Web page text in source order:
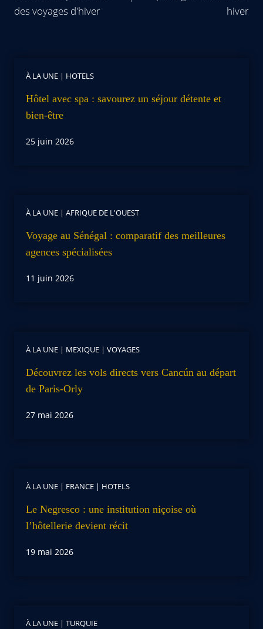
des voyages d'hiver
hiver
À LA UNE | HOTELS
Hôtel avec spa : savourez un séjour détente et
bien-être
25 juin 2026
À LA UNE | AFRIQUE DE L'OUEST
Voyage au Sénégal : comparatif des meilleures
agences spécialisées
11 juin 2026
À LA UNE | MEXIQUE | VOYAGES
Découvrez les vols directs vers Cancún au départ
de Paris-Orly
27 mai 2026
À LA UNE | FRANCE | HOTELS
Le Negresco : une institution niçoise où
l’hôtellerie devient récit
19 mai 2026
À LA UNE | TURQUIE